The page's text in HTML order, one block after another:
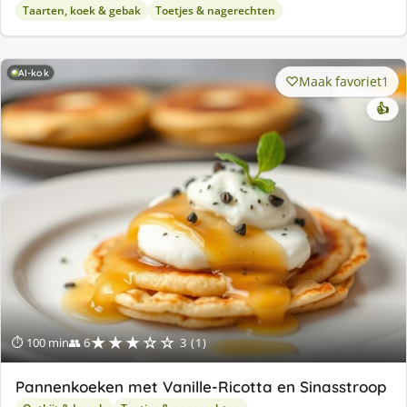
Taarten, koek & gebak Toetjes & nagerechten
AI-kok
⏱ 100 min👥 6★★★☆☆ 3 (1)
Maak favoriet1
👍
Pannenkoeken met Vanille-Ricotta en Sinasstroop